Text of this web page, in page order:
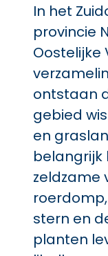
In het
provincie
Oostelijke
ontstaan
gebied
en
belangrijk
zeldzame
stern en
planten